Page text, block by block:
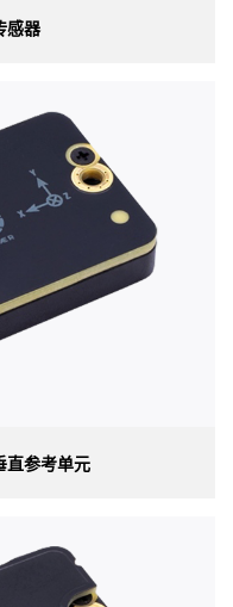
感器
率传感器
3DM-CV5-
传感器（OEM 封装）
它具有完全校准和温
在所有动态条件下实
直参考单元
和垂直参考单元